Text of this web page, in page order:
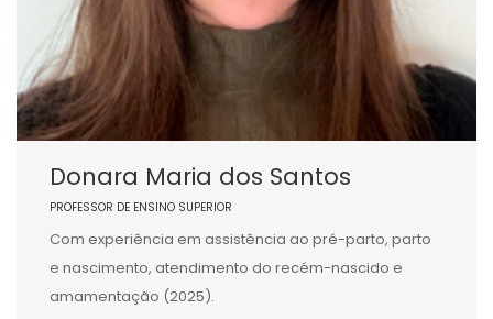
Donara Maria dos Santos
PROFESSOR DE ENSINO SUPERIOR
Com experiência em assistência ao pré-parto, parto
e nascimento, atendimento do recém-nascido e
amamentação (2025).